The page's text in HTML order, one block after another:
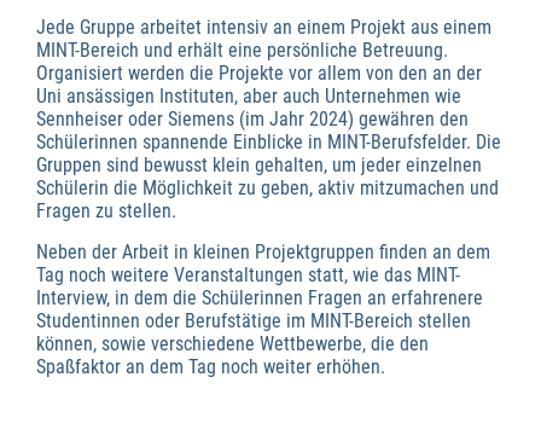
Jede Gruppe arbeitet intensiv an einem Projekt aus einem
MINT-Bereich und erhält eine persönliche Betreuung.
Organisiert werden die Projekte vor allem von den an der
Uni ansässigen Instituten, aber auch Unternehmen wie
Sennheiser oder Siemens (im Jahr 2024) gewähren den
Schülerinnen spannende Einblicke in MINT-Berufsfelder. Die
Gruppen sind bewusst klein gehalten, um jeder einzelnen
Schülerin die Möglichkeit zu geben, aktiv mitzumachen und
Fragen zu stellen.
Neben der Arbeit in kleinen Projektgruppen finden an dem
Tag noch weitere Veranstaltungen statt, wie das MINT-
Interview, in dem die Schülerinnen Fragen an erfahrenere
Studentinnen oder Berufstätige im MINT-Bereich stellen
können, sowie verschiedene Wettbewerbe, die den
Spaßfaktor an dem Tag noch weiter erhöhen.